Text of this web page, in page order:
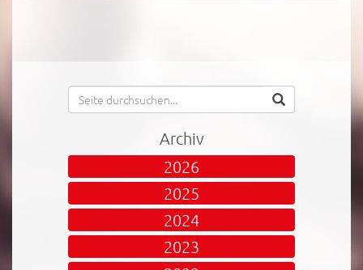
Archiv
2026
2025
2024
2023